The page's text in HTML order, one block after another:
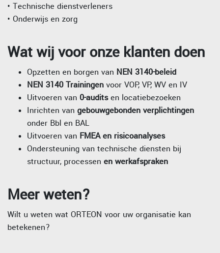
• Technische dienstverleners
• Onderwijs en zorg
Wat wij voor onze klanten doen
Opzetten en borgen van NEN 3140-beleid
NEN 3140 Trainingen voor VOP, VP, WV en IV
Uitvoeren van 0-auditsen locatiebezoeken
Inrichten van gebouwgebonden verplichtingen
onder Bbl en BAL
Uitvoeren van FMEA en risicoanalyses
Ondersteuning van technische diensten bij
structuur, processen en werkafspraken
Meer weten?
Wilt u weten wat ORTEON voor uw organisatie kan
betekenen?